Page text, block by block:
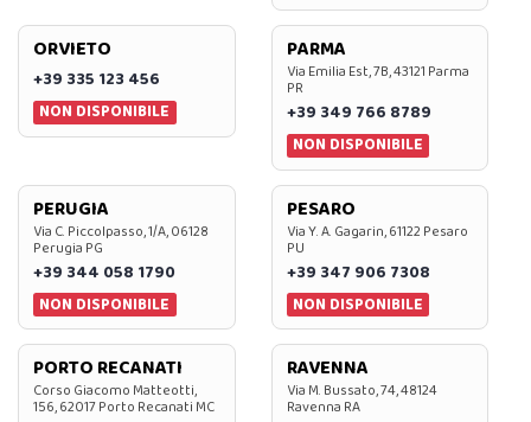
ORVIETO
+39 335 123 456
NON DISPONIBILE
PARMA
Via Emilia Est, 7B, 43121 Parma
PR
+39 349 766 8789
NON DISPONIBILE
PERUGIA
Via C. Piccolpasso, 1/A, 06128
Perugia PG
+39 344 058 1790
NON DISPONIBILE
PESARO
Via Y. A. Gagarin, 61122 Pesaro
PU
+39 347 906 7308
NON DISPONIBILE
PORTO RECANATI
Corso Giacomo Matteotti,
156, 62017 Porto Recanati MC
RAVENNA
Via M. Bussato, 74, 48124
Ravenna RA